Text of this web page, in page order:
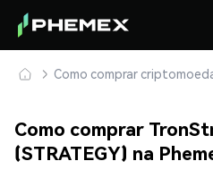
Como comprar
Como comprar
(STRATEGY) na